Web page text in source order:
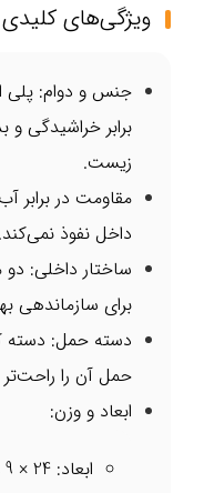
ویژگی‌های کلیدی
جنس و دوام: پلی
زیست.
مقاومت در
داخل نفوذ نمی‌کند.
ساختار داخلی:
برای سازماندهی
دسته حمل: دسته
حمل آن را
ابعاد و وزن:
ابعاد: 24 × 9 × 7 سانتی‌متر